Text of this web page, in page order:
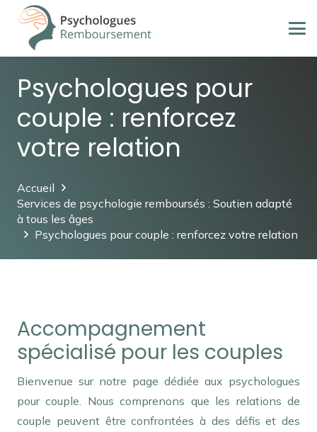
Psychologues pour
couple : renforcez
votre relation
Accueil
Services de psychologie remboursés : Soutien adapté
à tous les âges
Psychologues pour couple : renforcez votre relation
Accompagnement
spécialisé pour les couples
Bienvenue sur notre page dédiée aux psychologues
pour couple. Nous comprenons que les relations de
couple peuvent être confrontées à des défis et des